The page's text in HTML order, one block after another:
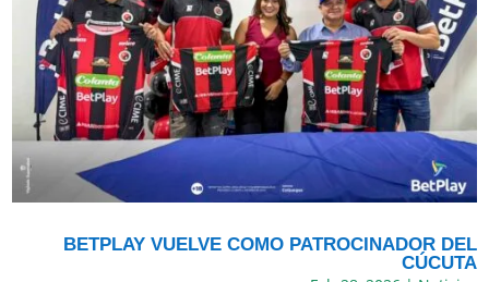
BETPLAY VUELVE COMO PATROCINADOR DEL
CÚCUTA